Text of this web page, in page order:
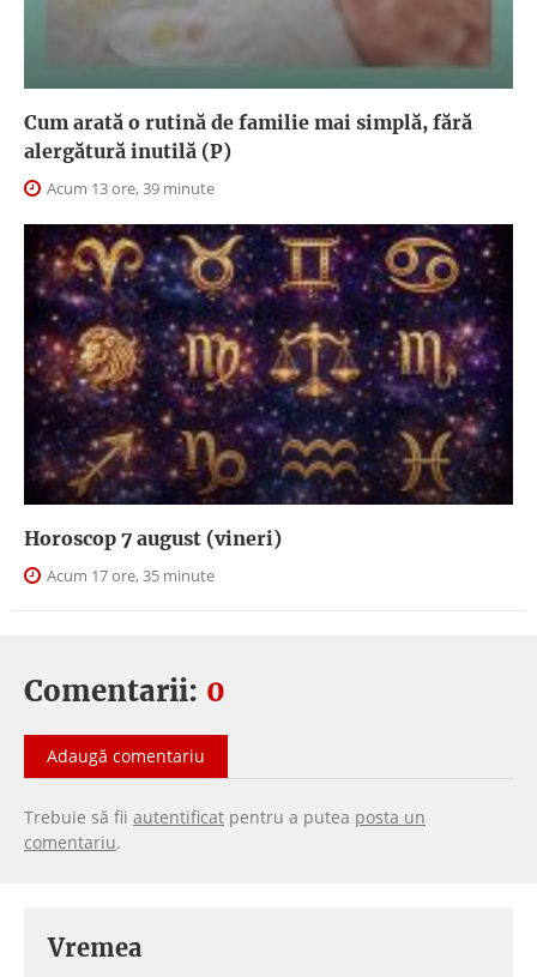
Cum arată o rutină de familie mai simplă, fără
alergătură inutilă (P)
Acum 13 ore, 39 minute
Horoscop 7 august (vineri)
Acum 17 ore, 35 minute
Comentarii: 0
Adaugă comentariu
Trebuie să fii autentificat pentru a putea posta un
comentariu.
Vremea